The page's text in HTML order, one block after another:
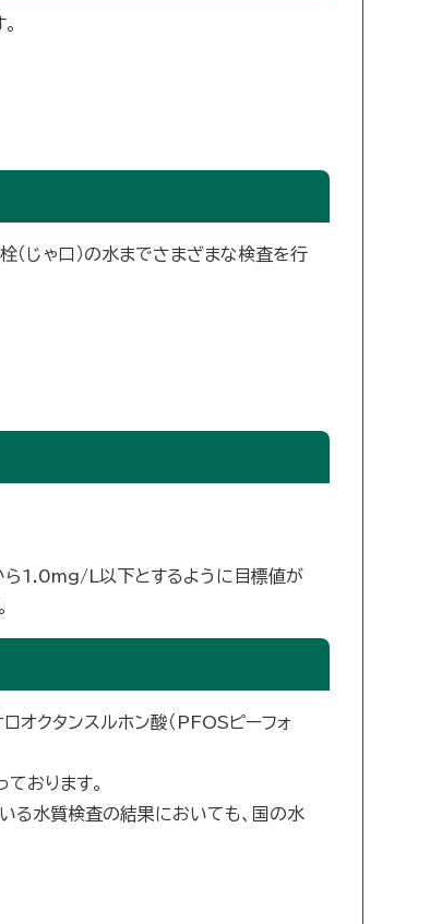
じゃ口）の水までさまざまな検査を行
ら1.0mg/L以下とするように目標値が
オクタンスルホン酸（PFOSピーフォ
おります。
る水質検査の結果においても、国の水